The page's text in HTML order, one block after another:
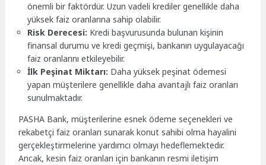
önemli bir faktördür. Uzun vadeli krediler genellikle daha
yüksek faiz oranlarına sahip olabilir.
Risk Derecesi: Kredi başvurusunda bulunan kişinin
finansal durumu ve kredi geçmişi, bankanın uygulayacağı
faiz oranlarını etkileyebilir.
İlk Peşinat Miktarı: Daha yüksek peşinat ödemesi
yapan müşterilere genellikle daha avantajlı faiz oranları
sunulmaktadır.
PASHA Bank, müşterilerine esnek ödeme seçenekleri ve
rekabetçi faiz oranları sunarak konut sahibi olma hayalini
gerçekleştirmelerine yardımcı olmayı hedeflemektedir.
Ancak, kesin faiz oranları için bankanın resmi iletişim